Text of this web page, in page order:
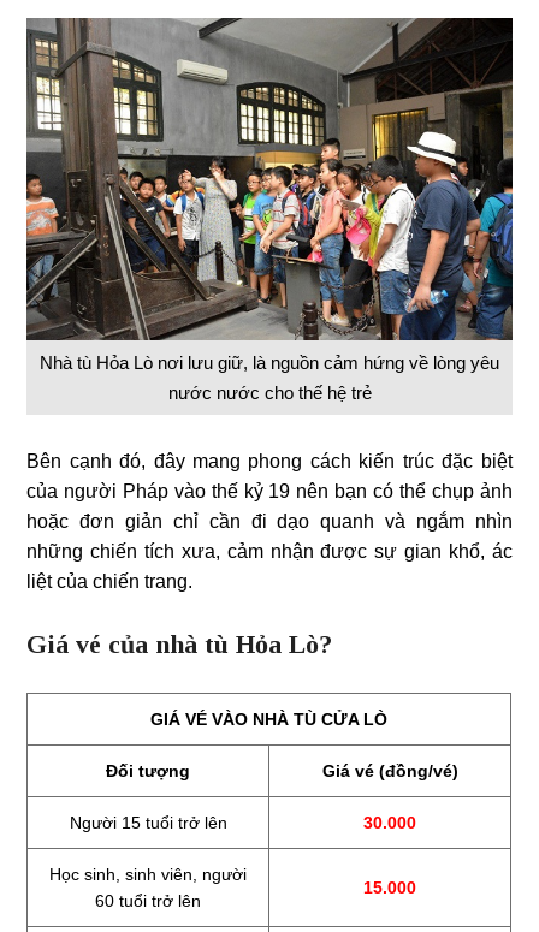
Nhà tù Hỏa Lò nơi lưu giữ, là nguồn cảm hứng về lòng yêu
nước nước cho thế hệ trẻ
Bên cạnh đó, đây mang phong cách kiến ​​trúc đặc biệt
của người Pháp vào thế kỷ 19 nên bạn có thể chụp ảnh
hoặc đơn giản chỉ cần đi dạo quanh và ngắm nhìn
những chiến tích xưa, cảm nhận được sự gian khổ, ác
liệt của chiến trang.
Giá vé của nhà tù Hỏa Lò?
GIÁ VÉ VÀO NHÀ TÙ CỬA LÒ
Đối tượng Giá vé (đồng/vé)
Người 15 tuổi trở lên 30.000
Học sinh, sinh viên, người
60 tuổi trở lên
15.000